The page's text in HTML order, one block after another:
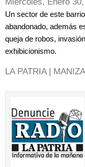
Un sector de este
abandonado, además
queja de robos,
exhibicionismo.
LA PATRIA |